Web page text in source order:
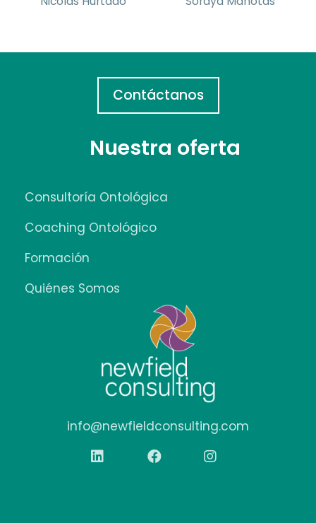
info@newfieldconsulting.com
Nuestra oferta
Consultoría Ontológica
Coaching Ontológico
Formación
Quiénes Somos
Contáctanos